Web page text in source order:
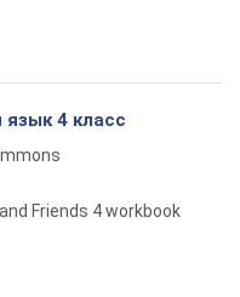
язык 4 класс
Friends 4 workbook